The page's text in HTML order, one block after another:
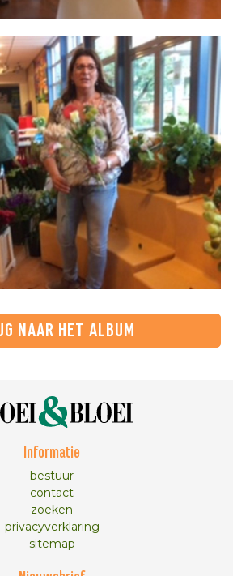
NAAR HET ALBUM
Informatie
bestuur
contact
zoeken
privacyverklaring
sitemap